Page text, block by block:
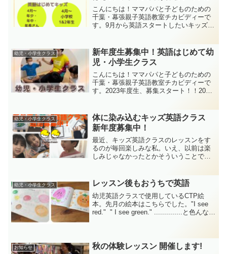
こんにちは！ママパパと子どものための
千葉・幕張親子英語教室チカビディーで
す。9月から英語スタートしたいキッズ向
ようと思ってたけど、タイミングを逃し
た！」「迷ってるけど...
幼児・小学生クラス
新年度生募集中！英語はじめて幼
児・小学生クラス
こんにちは！ママパパと子どものための
千葉・幕張親子英語教室チカビディーで
す。2023年度生、募集スタート！！2023
幼児・小学生クラス
体に染み込むキッズ英語クラス
新年度募集中！
最近、キッズ英語クラスのレッスンをす
るのが毎回楽しみな私。いえ、以前は楽
しみじゃなかったとかそういうことでは
変わってきたように感じているのです。
その理由は、Rhymoe...
幼児・小学生クラス レッスン後もおうちで英語
幼児英語クラスで使用しているCTP絵
本。先月の絵本はこちらでした。"I see
red." " I see green." ..............と色んな色
お知らせ 秋の体験レッスン 開催します!